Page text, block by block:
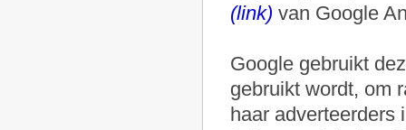
(link) van Google
Google gebruikt
gebruikt wordt, om
haar adverteerders